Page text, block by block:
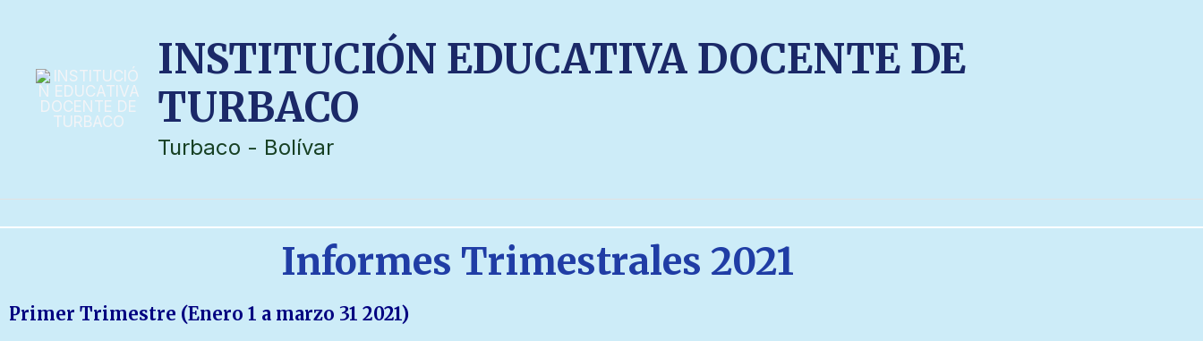
INSTITUCIÓN EDUCATIVA DOCENTE DE
TURBACO
Turbaco - Bolívar
Informes Trimestrales 2021
Primer Trimestre (Enero 1 a marzo 31 2021)